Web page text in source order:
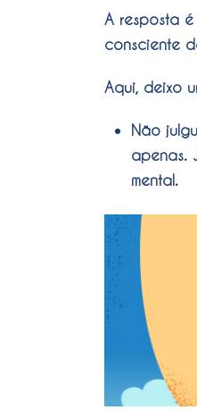
A resposta
consciente
Aqui, deixo
Não
apenas.
mental.